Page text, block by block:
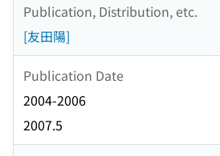
Publication, Distribution, etc.
[友田陽]
Publication Date
2004-2006
2007.5